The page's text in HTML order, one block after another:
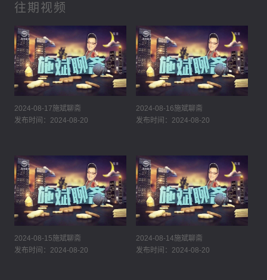
往期视频
2024-08-17施斌聊斋
发布时间：2024-08-20
2024-08-16施斌聊斋
发布时间：2024-08-20
2024-08-15施斌聊斋
发布时间：2024-08-20
2024-08-14施斌聊斋
发布时间：2024-08-20